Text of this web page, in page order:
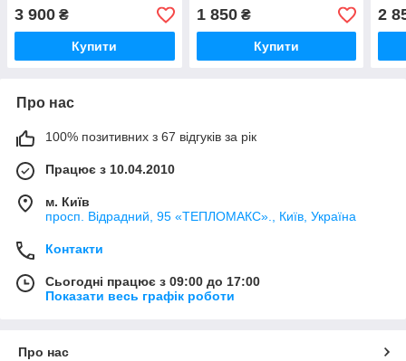
3 900 ₴
Купити
1 850₴
Купити
2
Про нас
100% позитивних з 67 відгуків за рік
Працює з 10.04.2010
м. Київ
просп. Відрадний, 95 «ТЕПЛОМАКС»., Київ, Україна
Контакти
Сьогодні працює з 09:00 до 17:00
Показати весь графік роботи
Про нас